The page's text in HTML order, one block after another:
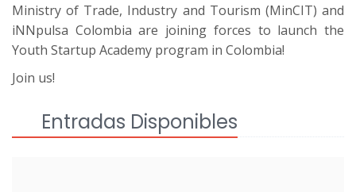
Ministry of Trade, Industry and Tourism (MinCIT) and
iNNpulsa Colombia are joining forces to launch the
Youth Startup Academy program in Colombia!
Join us!
Entradas Disponibles